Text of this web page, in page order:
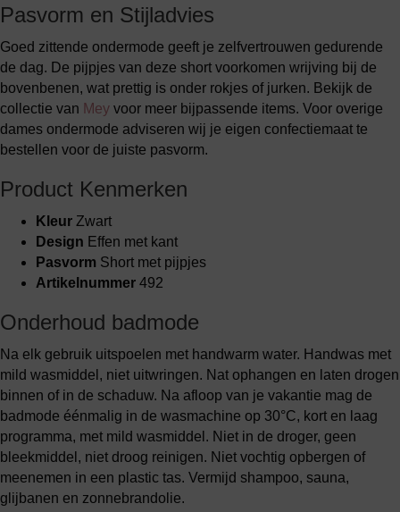
Pasvorm en Stijladvies
Goed zittende ondermode geeft je zelfvertrouwen gedurende
de dag. De pijpjes van deze short voorkomen wrijving bij de
bovenbenen, wat prettig is onder rokjes of jurken. Bekijk de
collectie van Mey voor meer bijpassende items. Voor overige
dames ondermode adviseren wij je eigen confectiemaat te
bestellen voor de juiste pasvorm.
Product Kenmerken
Kleur Zwart
Design Effen met kant
Pasvorm Short met pijpjes
Artikelnummer 492
Onderhoud badmode
Na elk gebruik uitspoelen met handwarm water. Handwas met
mild wasmiddel, niet uitwringen. Nat ophangen en laten drogen
binnen of in de schaduw. Na afloop van je vakantie mag de
badmode éénmalig in de wasmachine op 30°C, kort en laag
programma, met mild wasmiddel. Niet in de droger, geen
bleekmiddel, niet droog reinigen. Niet vochtig opbergen of
meenemen in een plastic tas. Vermijd shampoo, sauna,
glijbanen en zonnebrandolie.